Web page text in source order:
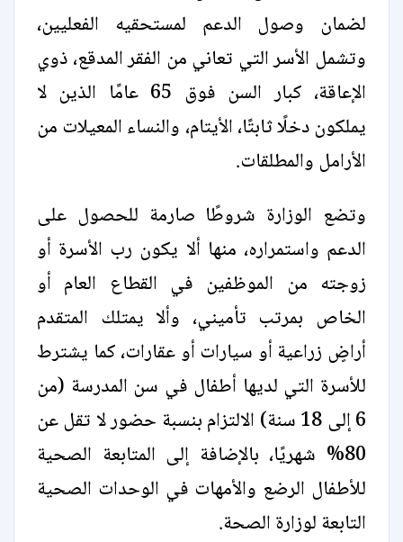
لضمان وصول الدعم لمستحقيه الفعليين،
وتشمل الأسر التي تعاني من الفقر المدقع، ذوي
الإعاقة، كبار السن فوق 65 عامًا الذين لا
يملكون دخلًا ثابتًا، الأيتام، والنساء المعيلات من
الأرامل والمطلقات.
وتضع الوزارة شروطًا صارمة للحصول على
الدعم واستمراره، منها ألا يكون رب الأسرة أو
زوجته من الموظفين في القطاع العام أو
الخاص بمرتب تأميني، وألا يمتلك المتقدم
أراضٍ زراعية أو سيارات أو عقارات، كما يشترط
للأسرة التي لديها أطفال في سن المدرسة (من
6 إلى 18 سنة) الالتزام بنسبة حضور لا تقل عن
80% شهريًا، بالإضافة إلى المتابعة الصحية
للأطفال الرضع والأمهات في الوحدات الصحية
التابعة لوزارة الصحة.